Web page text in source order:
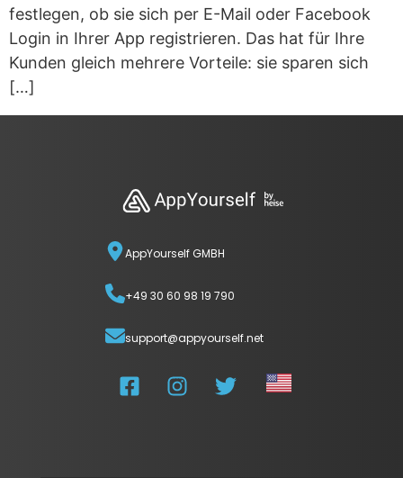
festlegen, ob sie sich per E-Mail oder Facebook
Login in Ihrer App registrieren. Das hat für Ihre
Kunden gleich mehrere Vorteile: sie sparen sich
[…]
AppYourself GMBH
+49 30 60 98 19 790
support@appyourself.net